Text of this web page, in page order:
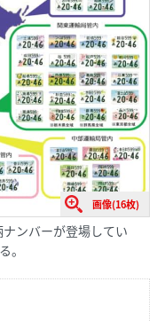
画像(16枚)
ンバーが登場してい
。